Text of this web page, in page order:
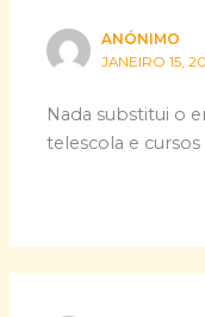
ANÓNIMO
JANEIRO 15,
Nada substitui o
telescola e